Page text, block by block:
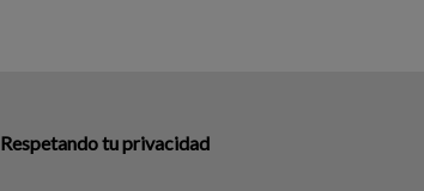
Respetando tu privacidad